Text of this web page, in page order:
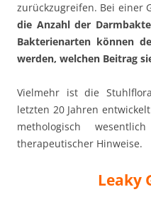
zurückzugreifen. Bei einer
die Anzahl der
Bakterienarten können
werden, welchen Beitrag
Vielmehr ist die
letzten 20 Jahren
methologisch
therapeutischer Hinweise.
Leaky